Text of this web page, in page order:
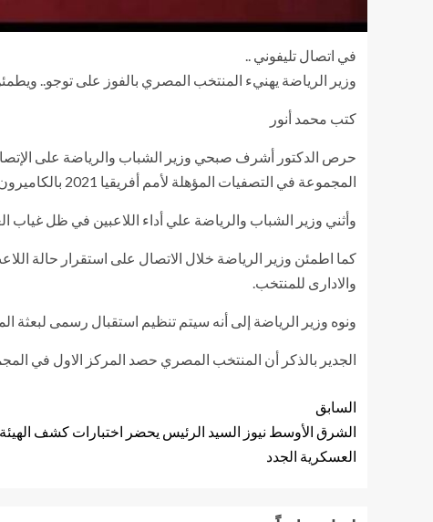
في اتصال تليفوني ..
وزير الرياضة يهنيء المنتخب المصري بالفوز على توجو..
كتب محمد أنور
المجموعة في التصفيات المؤهلة لأمم أفريقيا 2021 بالكاميرون.
وأثني وزير الشباب والرياضة علي أداء اللاعبين في ظل غياب
كما اطمئن وزير الرياضة خلال الاتصال على استقرار حالة
والادارى للمنتخب.
ونوه وزير الرياضة إلى أنه سيتم تنظيم استقبال رسمى لبعثة
الجدير بالذكر أن المنتخب المصري حصد المركز الاول في
السابق
الشرق الأوسط نيوز السيد الرئيس يحضر اختبارات كشف الهيئة
العسكرية الجدد